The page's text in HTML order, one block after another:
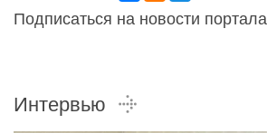
Подписаться на новости портала
Интервью